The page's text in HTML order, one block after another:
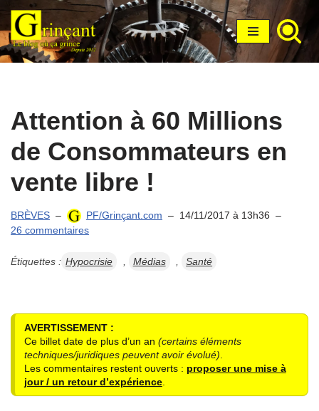
Aller
au
Attention à 60 Millions
de Consommateurs en
vente libre !
BRÈVES PF/Grinçant.com
14/11/2017 à 13h36
26 commentaires
Étiquettes : Hypocrisie Médias Santé
AVERTISSEMENT :
Ce billet date de plus d’un an (certains éléments
techniques/juridiques peuvent avoir évolué)
Les commentaires restent ouverts : proposer une mise à
jour / un retour d’expérience.